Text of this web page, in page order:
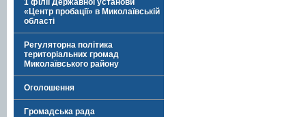
1 філії Державної установи
«Центр пробації» в Миколаївській
області
Регуляторна політика
територіальних громад
Миколаївського району
Оголошення
Громадська рада